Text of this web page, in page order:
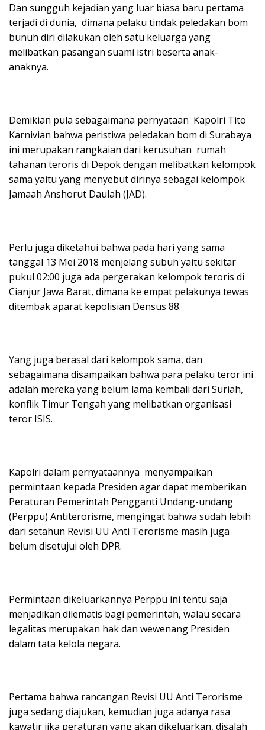
Dan sungguh kejadian yang luar biasa baru pertama
terjadi di dunia, dimana pelaku tindak peledakan bom
bunuh diri dilakukan oleh satu keluarga yang
melibatkan pasangan suami istri beserta anak-
anaknya.
Demikian pula sebagaimana pernyataan Kapolri Tito
Karnivian bahwa peristiwa peledakan bom di Surabaya
ini merupakan rangkaian dari kerusuhan rumah
tahanan teroris di Depok dengan melibatkan kelompok
sama yaitu yang menyebut dirinya sebagai kelompok
Jamaah Anshorut Daulah (JAD).
Perlu juga diketahui bahwa pada hari yang sama
tanggal 13 Mei 2018 menjelang subuh yaitu sekitar
pukul 02:00 juga ada pergerakan kelompok teroris di
Cianjur Jawa Barat, dimana ke empat pelakunya tewas
ditembak aparat kepolisian Densus 88.
Yang juga berasal dari kelompok sama, dan
sebagaimana disampaikan bahwa para pelaku teror ini
adalah mereka yang belum lama kembali dari Suriah,
konflik Timur Tengah yang melibatkan organisasi
teror ISIS.
Kapolri dalam pernyataannya menyampaikan
permintaan kepada Presiden agar dapat memberikan
Peraturan Pemerintah Pengganti Undang-undang
(Perppu) Antiterorisme, mengingat bahwa sudah lebih
dari setahun Revisi UU Anti Terorisme masih juga
belum disetujui oleh DPR.
Permintaan dikeluarkannya Perppu ini tentu saja
menjadikan dilematis bagi pemerintah, walau secara
legalitas merupakan hak dan wewenang Presiden
dalam tata kelola negara.
Pertama bahwa rancangan Revisi UU Anti Terorisme
juga sedang diajukan, kemudian juga adanya rasa
kawatir jika peraturan yang akan dikeluarkan, disalah